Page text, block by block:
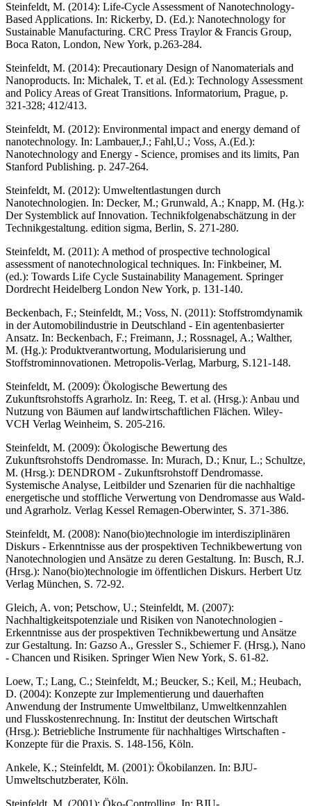
Steinfeldt, M. (2014): Life-Cycle Assessment of Nanotechnology-
Based Applications. In: Rickerby, D. (Ed.): Nanotechnology for
Sustainable Manufacturing. CRC Press Traylor & Francis Group,
Boca Raton, London, New York, p.263-284.
Steinfeldt, M. (2014): Precautionary Design of Nanomaterials and
Nanoproducts. In: Michalek, T. et al. (Ed.): Technology Assessment
and Policy Areas of Great Transitions. Informatorium, Prague, p.
321-328; 412/413.
Steinfeldt, M. (2012): Environmental impact and energy demand of
nanotechnology. In: Lambauer,J.; Fahl,U.; Voss, A.(Ed.):
Nanotechnology and Energy - Science, promises and its limits, Pan
Stanford Publishing. p. 247-264.
Steinfeldt, M. (2012): Umweltentlastungen durch
Nanotechnologien. In: Decker, M.; Grunwald, A.; Knapp, M. (Hg.):
Der Systemblick auf Innovation. Technikfolgenabschätzung in der
Technikgestaltung. edition sigma, Berlin, S. 271-280.
Steinfeldt, M. (2011): A method of prospective technological
assessment of nanotechnological techniques. In: Finkbeiner, M.
(ed.): Towards Life Cycle Sustainability Management. Springer
Dordrecht Heidelberg London New York, p. 131-140.
Beckenbach, F.; Steinfeldt, M.; Voss, N. (2011): Stoffstromdynamik
in der Automobilindustrie in Deutschland - Ein agentenbasierter
Ansatz. In: Beckenbach, F.; Freimann, J.; Rossnagel, A.; Walther,
M. (Hg.): Produktverantwortung, Modularisierung und
Stoffstrominnovationen. Metropolis-Verlag, Marburg, S.121-148.
Steinfeldt, M. (2009): Ökologische Bewertung des
Zukunftsrohstoffs Agrarholz. In: Reeg, T. et al. (Hrsg.): Anbau und
Nutzung von Bäumen auf landwirtschaftlichen Flächen. Wiley-
VCH Verlag Weinheim, S. 205-216.
Steinfeldt, M. (2009): Ökologische Bewertung des
Zukunftsrohstoffs Dendromasse. In: Murach, D.; Knur, L.; Schultze,
M. (Hrsg.): DENDROM - Zukunftsrohstoff Dendromasse.
Systemische Analyse, Leitbilder und Szenarien für die nachhaltige
energetische und stoffliche Verwertung von Dendromasse aus Wald-
und Agrarholz. Verlag Kessel Remagen-Oberwinter, S. 371-386.
Steinfeldt, M. (2008): Nano(bio)technologie im interdisziplinären
Diskurs - Erkenntnisse aus der prospektiven Technikbewertung von
Nanotechnologien und Ansätze zu deren Gestaltung. In: Busch, R.J.
(Hrsg.): Nano(bio)technologie im öffentlichen Diskurs. Herbert Utz
Verlag München, S. 72-92.
Gleich, A. von; Petschow, U.; Steinfeldt, M. (2007):
Nachhaltigkeitspotenziale und Risiken von Nanotechnologien -
Erkenntnisse aus der prospektiven Technikbewertung und Ansätze
zur Gestaltung. In: Gazso A., Gressler S., Schiemer F. (Hrsg.), Nano
- Chancen und Risiken. Springer Wien New York, S. 61-82.
Loew, T.; Lang, C.; Steinfeldt, M.; Beucker, S.; Keil, M.; Heubach,
D. (2004): Konzepte zur Implementierung und dauerhaften
Anwendung der Instrumente Umweltbilanz, Umweltkennzahlen
und Flusskostenrechnung. In: Institut der deutschen Wirtschaft
(Hrsg.): Betriebliche Instrumente für nachhaltiges Wirtschaften -
Konzepte für die Praxis. S. 148-156, Köln.
Ankele, K.; Steinfeldt, M. (2001): Ökobilanzen. In: BJU-
Umweltschutzberater, Köln.